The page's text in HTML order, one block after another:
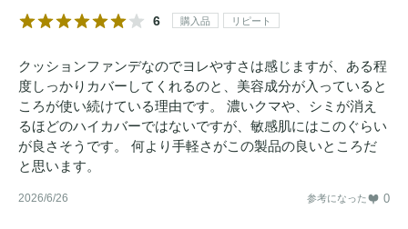
6 購入品 リピート
クッションファンデなのでヨレやすさは感じますが、ある程
度しっかりカバーしてくれるのと、美容成分が入っていると
ころが使い続けている理由です。 濃いクマや、シミが消え
るほどのハイカバーではないですが、敏感肌にはこのぐらい
が良さそうです。 何より手軽さがこの製品の良いところだ
と思います。
2026/6/26 参考になった 0